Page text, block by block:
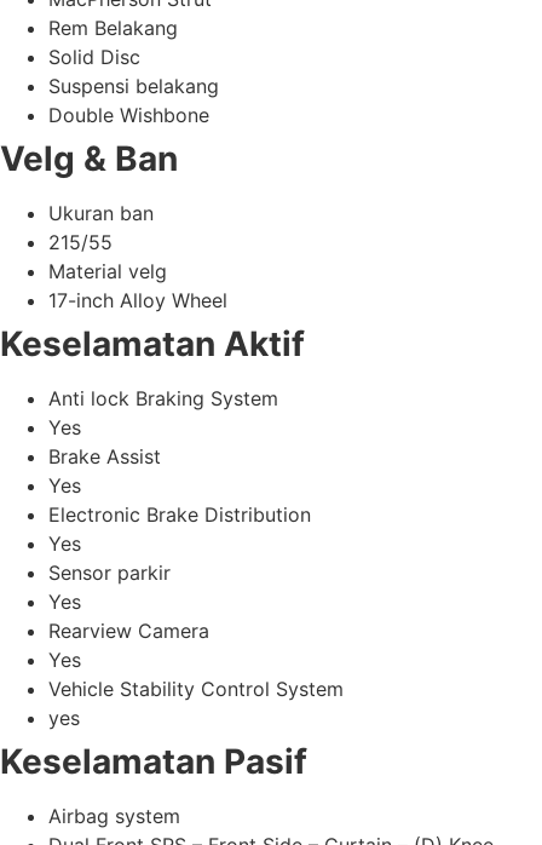
Rem Belakang
Solid Disc
Suspensi belakang
Double Wishbone
Velg & Ban
Ukuran ban
215/55
Material velg
17-inch Alloy Wheel
Keselamatan Aktif
Anti lock Braking System
Yes
Brake Assist
Yes
Electronic Brake Distribution
Yes
Sensor parkir
Yes
Rearview Camera
Yes
Vehicle Stability Control System
yes
Keselamatan Pasif
Airbag system